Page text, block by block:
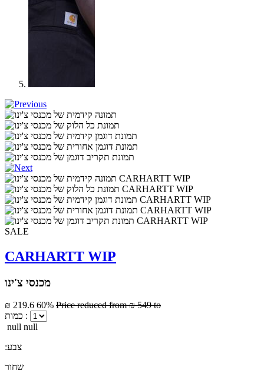
SALE
CARHARTT WIP
מכנסי צ'ינו
₪ 219.6 60% Price reduced from₪ 549 to
כמות :
null null
:צבע
שחור